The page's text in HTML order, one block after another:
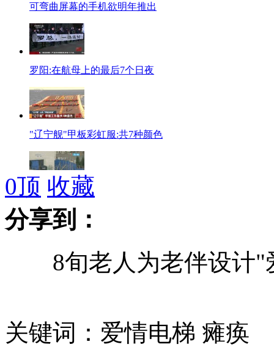
可弯曲屏幕的手机欲明年推出
罗阳:在航母上的最后7个日夜
"辽宁舰"甲板彩虹服:共7种颜色
实拍阿拉法特墓地 棺木移至清真寺
巴方人士称阿拉法特灵柩已打开
野味收购点老板辩称收购合法 记者揭穿谎言
0顶 收藏
分享到：
8旬老人为老伴设计"
关键词：爱情电梯 瘫痪